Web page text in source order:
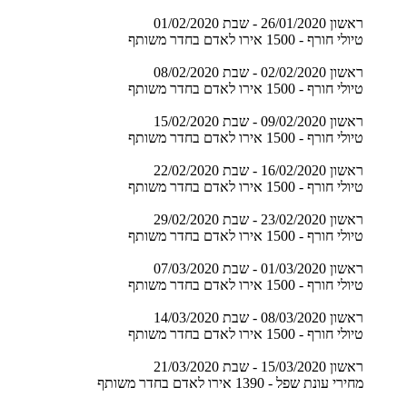
ראשון 26/01/2020 - שבת 01/02/2020
טיולי חורף - 1500 אירו לאדם בחדר משותף
ראשון 02/02/2020 - שבת 08/02/2020
טיולי חורף - 1500 אירו לאדם בחדר משותף
ראשון 09/02/2020 - שבת 15/02/2020
טיולי חורף - 1500 אירו לאדם בחדר משותף
ראשון 16/02/2020 - שבת 22/02/2020
טיולי חורף - 1500 אירו לאדם בחדר משותף
ראשון 23/02/2020 - שבת 29/02/2020
טיולי חורף - 1500 אירו לאדם בחדר משותף
ראשון 01/03/2020 - שבת 07/03/2020
טיולי חורף - 1500 אירו לאדם בחדר משותף
ראשון 08/03/2020 - שבת 14/03/2020
טיולי חורף - 1500 אירו לאדם בחדר משותף
ראשון 15/03/2020 - שבת 21/03/2020
מחירי עונת שפל - 1390 אירו לאדם בחדר משותף